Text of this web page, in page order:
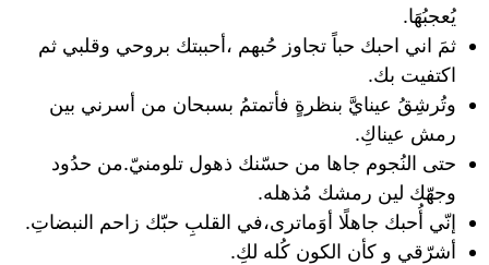
يُعجبُهَا.
ثمَ اني احبك حباً تجاوز حُبهم ،أحببتك بروحي وقلبي ثم
اكتفيت بك.
وتُرشِقُ عينايَّ بنظرةٍ فأتمتمُ بسبحان من أسرني بين
رمش عيناكِ.
‏حتى النُجوم جاها من حسّنك ذهول تلومنيّ.‏من حدُود
وجهّك لين رمشك مُذهله.
إنّي أُحبك جاهلًا أوَماترى،في القلبِ حبّك زاحم النبضاتِ.
أشرّقي و كأن الكون كُله لكِ.